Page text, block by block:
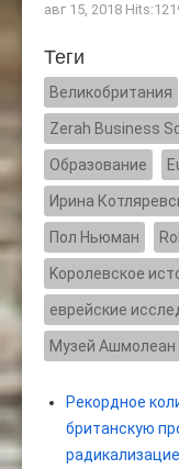
авг 15, 2018
Теги
Великобритания
Zerah Business
Образование
Ирина
Пол Ньюман
Kоролевское
еврейские
Музей Ашмолеан
Рекордное
британскую